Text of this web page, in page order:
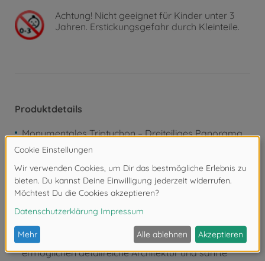
Achtung! Nicht geeignet für Kinder unter 3
Jahren. Erstickungsgefahr durch Kleinteile.
Produktdetails
Monumentales Triptychon – Dreiteiliges Panorama
der Chinesischen Mauer mit stimmungsvoller
Berglandschaft und warmem Abendhimmel
Großformat 80 x 50 cm – Drei aufeinander
abgestimmte Maltafeln mit Leinstruktur erzeugen
eine eindrucksvolle Tiefenwirkung an der Wand
36 vorgemischte Acrylfarben – Harmonisch
abgestimmte Farbtöne auf Wasserbasis
ermöglichen detailreiche Architektur und sanfte